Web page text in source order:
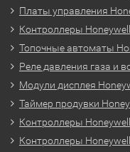
Платы управления
Контроллеры
Топочные автоматы
Реле давления газа и
Модули дисплея
Таймер продувки
Контроллеры
Контроллеры